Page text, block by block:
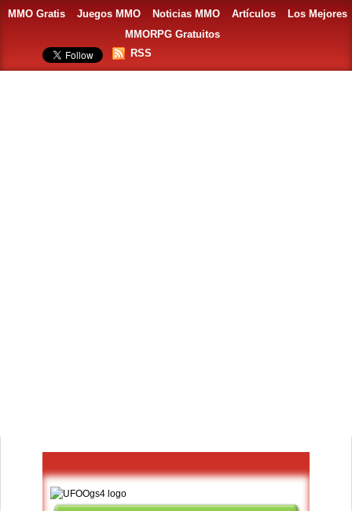
MMO Gratis Juegos MMO Noticias MMO Artículos
Los Mejores
MMORPG Gratuitos
RSS